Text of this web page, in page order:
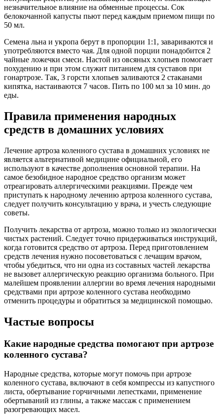
незначительное влияние на обменные процессы. Сок
белокочанной капусты пьют перед каждым приемом пищи по
50 мл.
Семена льна и укропа берут в пропорции 1:1, завариваются и
употребляются вместо чая. Для одной порции понадобится 2
чайные ложечки смеси. Настой из овсяных хлопьев помогает
похудению и при этом служит питанием для суставов при
гонартрозе. Так, 3 горсти хлопьев заливаются 2 стаканами
кипятка, настаиваются 7 часов. Пить по 100 мл за 10 мин. до
еды.
Правила применения народных
средств в домашних условиях
Лечение артроза коленного сустава в домашних условиях не
является альтернативой медицине официальной, его
используют в качестве дополнения основной терапии. На
самое безобидное народное средство организм может
отреагировать аллергическими реакциями. Прежде чем
приступать к народному лечению артроза коленного сустава,
следует получить консультацию у врача, и учесть следующие
советы.
Получить лекарства от артроза, можно только из экологически
чистых растений. Следует точно придерживаться инструкций,
когда готовится средство от артроза. Перед приготовлением
средств лечения нужно посоветоваться с лечащим врачом,
чтобы убедиться, что ни одна из составных частей лекарства
не вызовет аллергическую реакцию организма больного. При
малейшем проявлении аллергии во время лечения народными
средствами при артрозе коленного сустава необходимо
отменить процедуры и обратиться за медицинской помощью.
Частые вопросы
Какие народные средства помогают при артрозе
коленного сустава?
Народные средства, которые могут помочь при артрозе
коленного сустава, включают в себя компрессы из капустного
листа, обертывание горчичными лепестками, применение
обертываний из глины, а также массаж с применением
разогревающих масел.